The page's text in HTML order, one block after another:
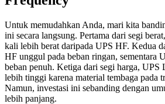
Untuk memudahkan Anda, mari kita
ini secara langsung. Pertama dari segi
kali lebih berat daripada UPS HF. Kedua
HF unggul pada beban ringan, sementara
beban penuh. Ketiga dari segi harga,
lebih tinggi karena material tembaga pada
Namun, investasi ini sebanding dengan
lebih panjang.